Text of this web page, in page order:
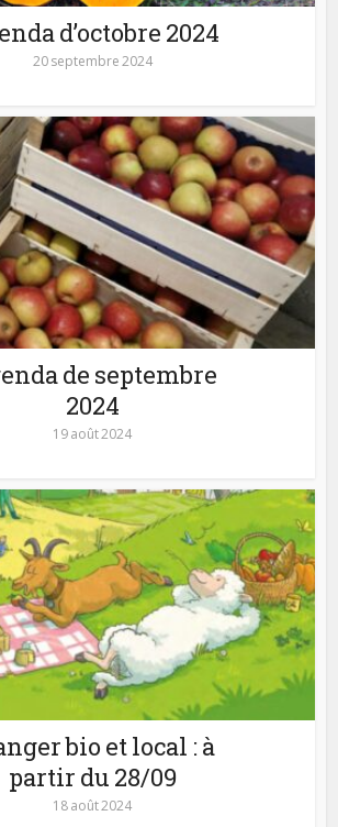
d’octobre 2024
20 septembre 2024
de septembre
2024
19 août 2024
bio et local : à
partir du 28/09
18 août 2024